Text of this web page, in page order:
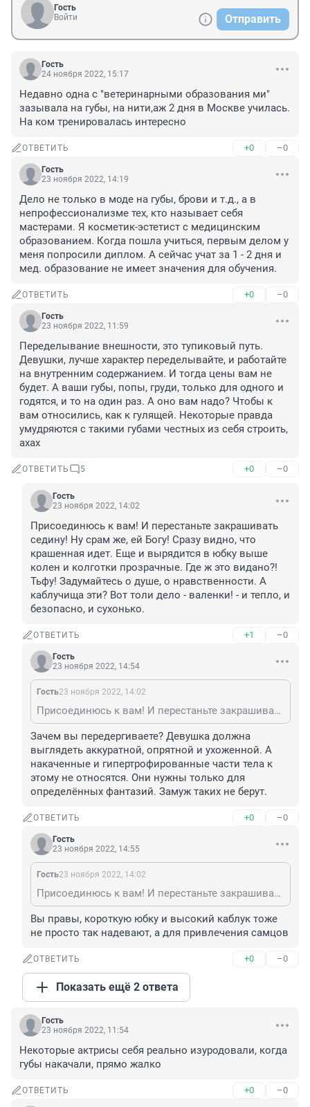
Гость
Войти
Отправить
Гость
24 ноября 2022, 15:17
Недавно одна с "ветеринарными образования ми"
зазывала на губы, на нити,аж 2 дня в Москве училась.
На ком тренировалась интересно
ОТВЕТИТЬ +0 –0
Гость
23 ноября 2022, 14:19
Дело не только в моде на губы, брови и т.д., а в
непрофессионализме тех, кто называет себя
мастерами. Я косметик-эстетист с медицинским
образованием. Когда пошла учиться, первым делом у
меня попросили диплом. А сейчас учат за 1 - 2 дня и
мед. образование не имеет значения для обучения.
ОТВЕТИТЬ +0 –0
Гость
23 ноября 2022, 11:59
Переделывание внешности, это тупиковый путь.
Девушки, лучше характер переделывайте, и работайте
на внутренним содержанием. И тогда цены вам не
будет. А ваши губы, попы, груди, только для одного и
годятся, и то на один раз. А оно вам надо? Чтобы к
вам относились, как к гулящей. Некоторые правда
умудряются с такими губами честных из себя строить,
ахах
ОТВЕТИТЬ 5 +0 –0
Гость
23 ноября 2022, 14:02
Присоединюсь к вам! И перестаньте закрашивать
седину! Ну срам же, ей Богу! Сразу видно, что
крашенная идет. Еще и вырядится в юбку выше
колен и колготки прозрачные. Где ж это видано?!
Тьфу! Задумайтесь о душе, о нравственности. А
каблучища эти? Вот толи дело - валенки! - и тепло, и
безопасно, и сухонько.
ОТВЕТИТЬ +1 –0
Гость
23 ноября 2022, 14:54
Гость23 ноября 2022, 14:02
Присоединюсь к вам! И перестаньте закрашивать седину! Ну срам же, ей Богу! Сразу видно, что крашенная идет. Еще и вырядится в юбку выше колен и колготки прозрачные. Где ж это видано?! Тьфу! Задумайтесь о душе, о нравственности. А каблучища эти? Вот толи дело - валенки! - и тепло, и безопасно, и сухонько.
Зачем вы передергиваете? Девушка должна
выглядеть аккуратной, опрятной и ухоженной. А
накаченные и гипертрофированные части тела к
этому не относятся. Они нужны только для
определённых фантазий. Замуж таких не берут.
ОТВЕТИТЬ +0 –0
Гость
23 ноября 2022, 14:55
Гость23 ноября 2022, 14:02
Присоединюсь к вам! И перестаньте закрашивать седину! Ну срам же, ей Богу! Сразу видно, что крашенная идет. Еще и вырядится в юбку выше колен и колготки прозрачные. Где ж это видано?! Тьфу! Задумайтесь о душе, о нравственности. А каблучища эти? Вот толи дело - валенки! - и тепло, и безопасно, и сухонько.
Вы правы, короткую юбку и высокий каблук тоже
не просто так надевают, а для привлечения самцов
ОТВЕТИТЬ +0 –0
Показать ещё 2 ответа
Гость
23 ноября 2022, 11:54
Некоторые актрисы себя реально изуродовали, когда
губы накачали, прямо жалко
ОТВЕТИТЬ +0 –0